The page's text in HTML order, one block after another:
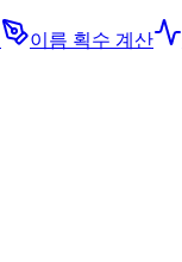
이름 획수 계산